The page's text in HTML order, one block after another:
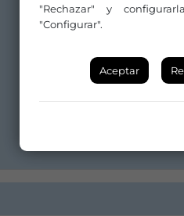
"Rechazar" y
"Configurar".
Aceptar